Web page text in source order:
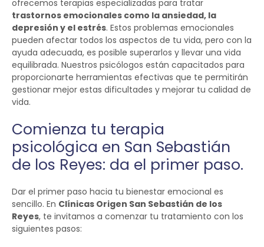
ofrecemos terapias especializadas para tratar
trastornos emocionales como la ansiedad, la
depresión y el estrés. Estos problemas emocionales
pueden afectar todos los aspectos de tu vida, pero con la
ayuda adecuada, es posible superarlos y llevar una vida
equilibrada. Nuestros psicólogos están capacitados para
proporcionarte herramientas efectivas que te permitirán
gestionar mejor estas dificultades y mejorar tu calidad de
vida.
Comienza tu terapia
psicológica en San Sebastián
de los Reyes: da el primer paso.
Dar el primer paso hacia tu bienestar emocional es
sencillo. En Clínicas Origen San Sebastián de los
Reyes, te invitamos a comenzar tu tratamiento con los
siguientes pasos: